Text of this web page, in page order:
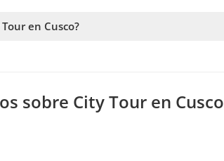
en Cusco?
sobre City Tour en Cusco